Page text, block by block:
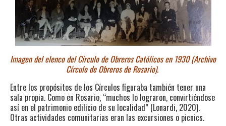
Imagen del elenco del Círculo de Obreros Católicos en 1930 (Archivo
Círculo de Obreros de Rosario).
Entre los propósitos de los Círculos figuraba también tener una
sala propia. Como en Rosario, “muchos lo lograron, convirtiéndose
así en el patrimonio edilicio de su localidad” (Lonardi, 2020).
Otras actividades comunitarias eran las excursiones o picnics.